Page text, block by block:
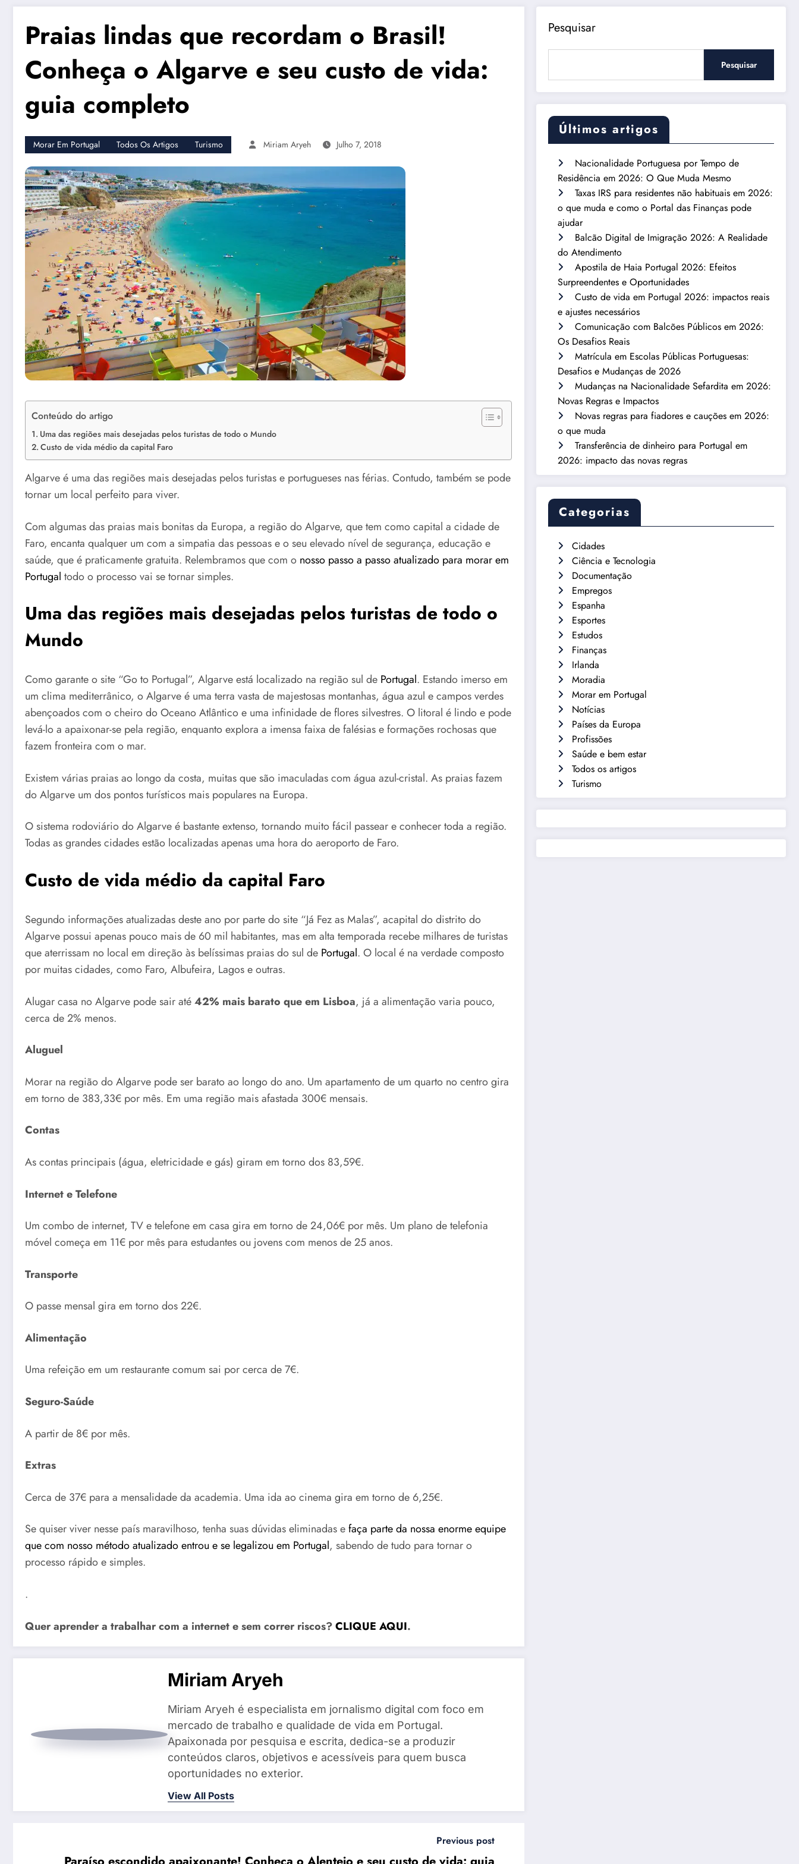
Praias lindas que recordam o Brasil!
Conheça o Algarve e seu custo de vida:
guia completo
Morar Em Portugal Todos Os Artigos Turismo Miriam Aryeh Julho 7, 2018
Conteúdo do artigo
Uma das regiões mais desejadas pelos turistas de todo o Mundo
Custo de vida médio da capital Faro
Algarve é uma das regiões mais desejadas pelos turistas e portugueses nas férias. Contudo, também se pode
tornar um local perfeito para viver.
Com algumas das praias mais bonitas da Europa, a região do Algarve, que tem como capital a cidade de
Faro, encanta qualquer um com a simpatia das pessoas e o seu elevado nível de segurança, educação e
saúde, que é praticamente gratuita. Relembramos que com o nosso passo a passo atualizado para morar em
Portugal todo o processo vai se tornar simples.
Uma das regiões mais desejadas pelos turistas de todo o
Mundo
Como garante o site “Go to Portugal”, Algarve está localizado na região sul de Portugal. Estando imerso em
um clima mediterrânico, o Algarve é uma terra vasta de majestosas montanhas, água azul e campos verdes
abençoados com o cheiro do Oceano Atlântico e uma infinidade de flores silvestres. O litoral é lindo e pode
levá-lo a apaixonar-se pela região, enquanto explora a imensa faixa de falésias e formações rochosas que
fazem fronteira com o mar.
Existem várias praias ao longo da costa, muitas que são imaculadas com água azul-cristal. As praias fazem
do Algarve um dos pontos turísticos mais populares na Europa.
O sistema rodoviário do Algarve é bastante extenso, tornando muito fácil passear e conhecer toda a região.
Todas as grandes cidades estão localizadas apenas uma hora do aeroporto de Faro.
Custo de vida médio da capital Faro
Segundo informações atualizadas deste ano por parte do site “Já Fez as Malas”, acapital do distrito do
Algarve possui apenas pouco mais de 60 mil habitantes, mas em alta temporada recebe milhares de turistas
que aterrissam no local em direção às belíssimas praias do sul de Portugal. O local é na verdade composto
por muitas cidades, como Faro, Albufeira, Lagos e outras.
Alugar casa no Algarve pode sair até42% mais barato que em Lisboa, já a alimentação varia pouco,
cerca de 2% menos.
Aluguel
Morar na região do Algarve pode ser barato ao longo do ano. Um apartamento de um quarto no centro gira
em torno de 383,33€ por mês. Em uma região mais afastada 300€ mensais.
Contas
As contas principais (água, eletricidade e gás) giram em torno dos 83,59€.
Internet e Telefone
Um combo de internet, TV e telefone em casa gira em torno de 24,06€ por mês. Um plano de telefonia
móvel começa em 11€ por mês para estudantes ou jovens com menos de 25 anos.
Transporte
O passe mensal gira em torno dos 22€.
Alimentação
Uma refeição em um restaurante comum sai por cerca de 7€.
Seguro-Saúde
A partir de 8€ por mês.
Extras
Cerca de 37€ para a mensalidade da academia. Uma ida ao cinema gira em torno de 6,25€.
Se quiser viver nesse país maravilhoso, tenha suas dúvidas eliminadas efaça parte da nossa enorme equipe
que com nosso método atualizado entrou e se legalizou em Portugal, sabendo de tudo para tornar o
processo rápido e simples.
.
Quer aprender a trabalhar com a internet e sem correr riscos?CLIQUE AQUI.
Miriam Aryeh
Miriam Aryeh é especialista em jornalismo digital com foco em
mercado de trabalho e qualidade de vida em Portugal.
Apaixonada por pesquisa e escrita, dedica-se a produzir
conteúdos claros, objetivos e acessíveis para quem busca
oportunidades no exterior.
View All Posts
Previous post
Pesquisar
Pesquisar
Últimos artigos
Nacionalidade Portuguesa por Tempo de
Residência em 2026: O Que Muda Mesmo
Taxas IRS para residentes não habituais em 2026:
o que muda e como o Portal das Finanças pode
ajudar
Balcão Digital de Imigração 2026: A Realidade
do Atendimento
Apostila de Haia Portugal 2026: Efeitos
Surpreendentes e Oportunidades
Custo de vida em Portugal 2026: impactos reais
e ajustes necessários
Comunicação com Balcões Públicos em 2026:
Os Desafios Reais
Matrícula em Escolas Públicas Portuguesas:
Desafios e Mudanças de 2026
Mudanças na Nacionalidade Sefardita em 2026:
Novas Regras e Impactos
Novas regras para fiadores e cauções em 2026:
o que muda
Transferência de dinheiro para Portugal em
2026: impacto das novas regras
Categorias
Cidades
Ciência e Tecnologia
Documentação
Empregos
Espanha
Esportes
Estudos
Finanças
Irlanda
Moradia
Morar em Portugal
Notícias
Países da Europa
Profissões
Saúde e bem estar
Todos os artigos
Turismo